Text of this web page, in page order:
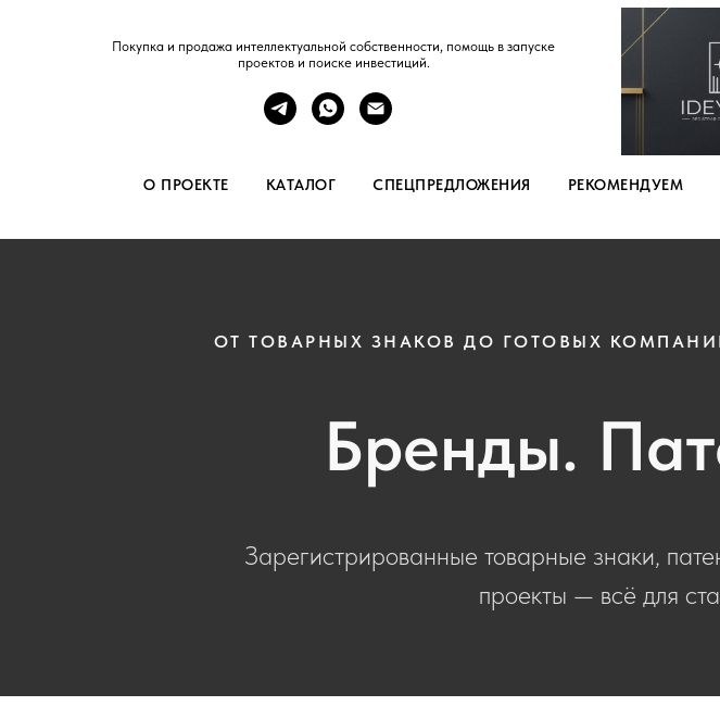
Покупка и продажа интеллектуальной собственности, помощь в запуске
проектов и поиске инвестиций.
О ПРОЕКТЕ КАТАЛОГ СПЕЦПРЕДЛОЖЕНИЯ РЕКОМЕНДУЕМ
ОТ ТОВАРНЫХ ЗНАКОВ ДО ГОТОВЫХ
Бренды.
Зарегистрированные товарные знаки,
проекты — всё для